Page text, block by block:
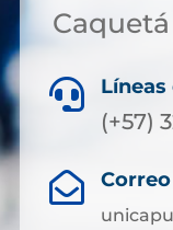
Caquetá

(+57)
